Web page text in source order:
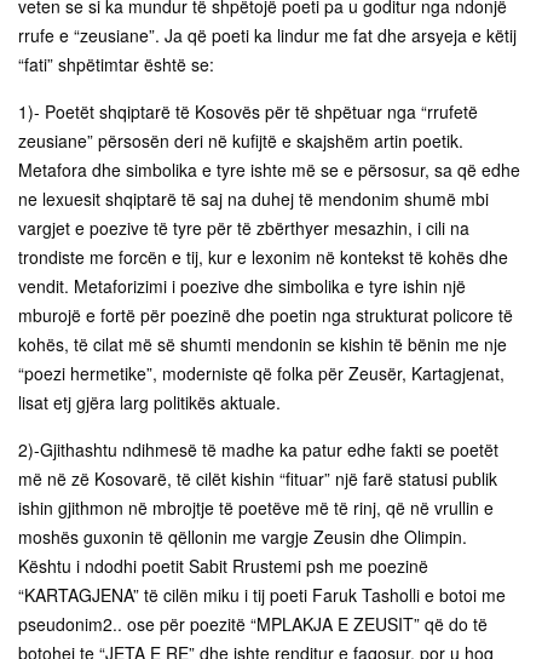
veten se si ka mundur të shpëtojë poeti pa u goditur nga ndonjë
rrufe e “zeusiane”. Ja që poeti ka lindur me fat dhe arsyeja e këtij
“fati” shpëtimtar është se:
1)- Poetët shqiptarë të Kosovës për të shpëtuar nga “rrufetë
zeusiane” përsosën deri në kufijtë e skajshëm artin poetik.
Metafora dhe simbolika e tyre ishte më se e përsosur, sa që edhe
ne lexuesit shqiptarë të saj na duhej të mendonim shumë mbi
vargjet e poezive të tyre për të zbërthyer mesazhin, i cili na
trondiste me forcën e tij, kur e lexonim në kontekst të kohës dhe
vendit. Metaforizimi i poezive dhe simbolika e tyre ishin një
mburojë e fortë për poezinë dhe poetin nga strukturat policore të
kohës, të cilat më së shumti mendonin se kishin të bënin me nje
“poezi hermetike”, moderniste që folka për Zeusër, Kartagjenat,
lisat etj gjëra larg politikës aktuale.
2)-Gjithashtu ndihmesë të madhe ka patur edhe fakti se poetët
më në zë Kosovarë, të cilët kishin “fituar” një farë statusi publik
ishin gjithmon në mbrojtje të poetëve më të rinj, që në vrullin e
moshës guxonin të qëllonin me vargje Zeusin dhe Olimpin.
Kështu i ndodhi poetit Sabit Rrustemi psh me poezinë
“KARTAGJENA” të cilën miku i tij poeti Faruk Tasholli e botoi me
pseudonim2.. ose për poezitë “MPLAKJA E ZEUSIT” që do të
botohej te “JETA E RE” dhe ishte renditur e faqosur, por u hoq